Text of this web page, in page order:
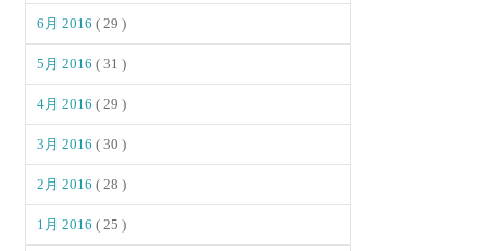
6月 2016( 29 )
5月 2016( 31 )
4月 2016( 29 )
3月 2016( 30 )
2月 2016( 28 )
1月 2016( 25 )